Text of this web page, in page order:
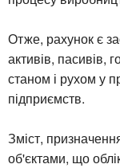
Отже, рахунок є
активів, пасивів,
станом і рухом у
підприємств.
Зміст,
об'єктами, що